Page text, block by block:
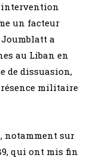
un facteur
a
au Liban en
de dissuasion,
militaire
notamment sur
qui ont mis fin